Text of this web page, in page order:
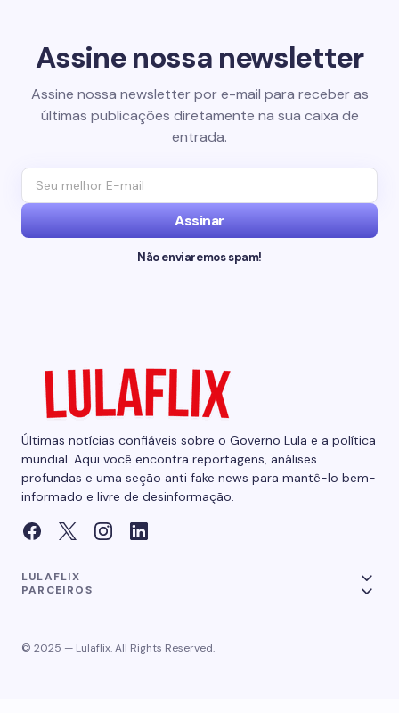
Assine nossa newsletter
Assine nossa newsletter por e-mail para receber as
últimas publicações diretamente na sua caixa de
entrada.
Assinar
Não enviaremos spam!
Últimas notícias confiáveis sobre o Governo Lula e a política
mundial. Aqui você encontra reportagens, análises
profundas e uma seção anti fake news para mantê-lo bem-
informado e livre de desinformação.
LULAFLIX
PARCEIROS
© 2025 — Lulaflix. All Rights Reserved.